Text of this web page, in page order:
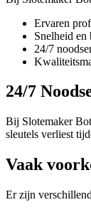
Ervaren
Snelheid
24/7
24/7
Bij Slotemaker
sleutels verliest
Vaak
Er zijn